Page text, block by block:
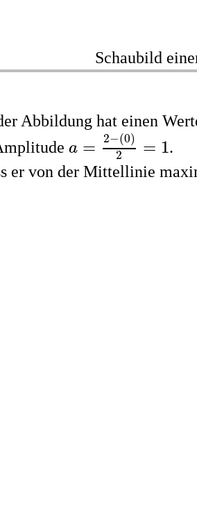
Schaubild
Abbildung hat einen
a = 2−(0)
2
= 1
=2 −( )2
.
er von der Mittellinie